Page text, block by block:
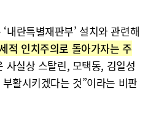
내란특별재판부’ 설치와 관련해
적 인치주의로 돌아가자는 주
사실상 스탈린, 모택동, 김일성
부활시키겠다는 것”이라는 비판